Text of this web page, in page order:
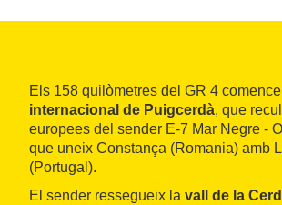
Els 158 quilòmetres del GR 4
internacional de Puigcerdà, que
europees del sender E-7 Mar Negre -
que uneix Constança (Romania) amb
(Portugal).
El sender ressegueix la vall de la